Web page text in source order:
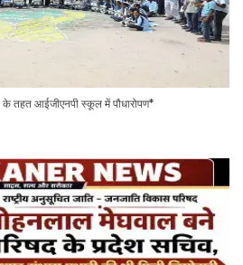
के तहत आईजीएनपी स्कूल में पौधारोपण*